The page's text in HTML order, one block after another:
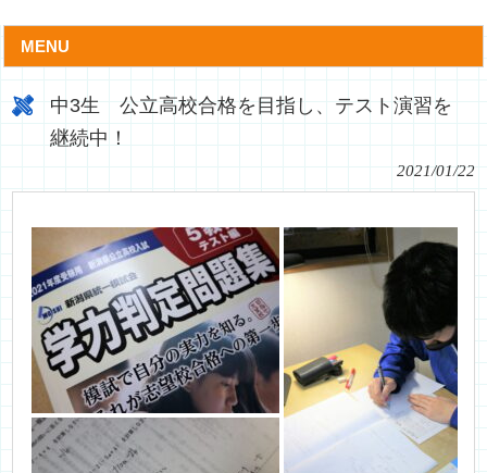
MENU
中3生 公立高校合格を目指し、テスト演習を
継続中！
2021/01/22